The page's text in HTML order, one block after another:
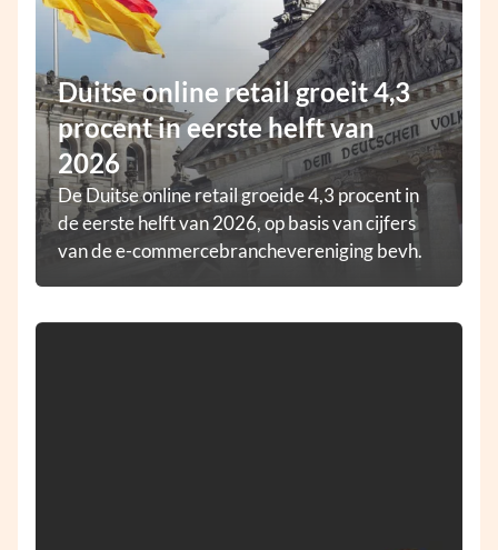
Duitse online retail groeit 4,3
procent in eerste helft van
2026
De Duitse online retail groeide 4,3 procent in
de eerste helft van 2026, op basis van cijfers
van de e-commercebranchevereniging bevh.